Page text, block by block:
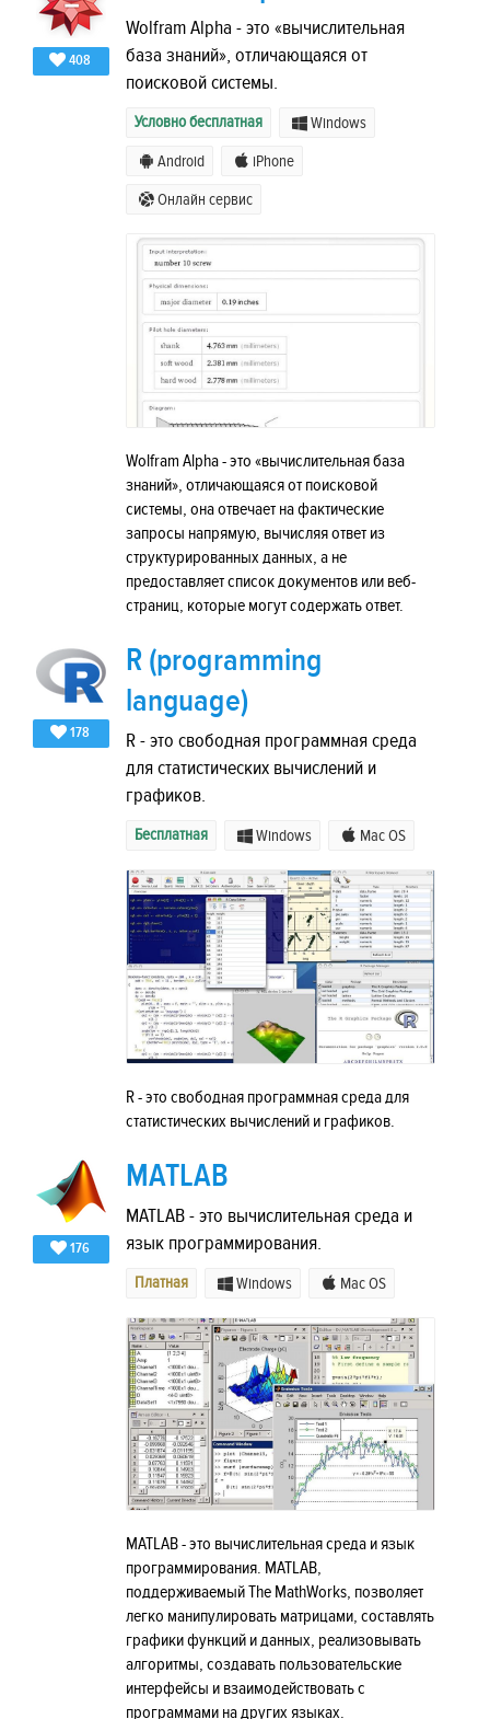
408
Wolfram Alpha - это «вычислительная
база знаний», отличающаяся от
поисковой системы.
Условно бесплатная Windows
Android iPhone
Онлайн сервис
Wolfram Alpha - это «вычислительная база
знаний», отличающаяся от поисковой
системы, она отвечает на фактические
запросы напрямую, вычисляя ответ из
структурированных данных, а не
предоставляет список документов или веб-
страниц, которые могут содержать ответ.
178
R (programming
language)
R - это свободная программная среда
для статистических вычислений и
графиков.
Бесплатная Windows Mac OS
R - это свободная программная среда для
статистических вычислений и графиков.
176
MATLAB
MATLAB - это вычислительная среда и
язык программирования.
Платная Windows Mac OS
MATLAB - это вычислительная среда и язык
программирования. MATLAB,
поддерживаемый The MathWorks, позволяет
легко манипулировать матрицами, составлять
графики функций и данных, реализовывать
алгоритмы, создавать пользовательские
интерфейсы и взаимодействовать с
программами на других языках.